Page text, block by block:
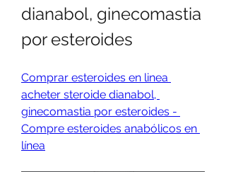
dianabol, ginecomastia
por esteroides
Comprar esteroides en linea
acheter steroide dianabol,
ginecomastia por esteroides -
Compre esteroides anabólicos en
línea